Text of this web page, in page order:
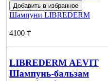
Добавить в избранное
Шампуни LIBREDERM
4100 ₸
Сообщить
о наличии
LIBREDERM AEVIT
Шампунь-бальзам